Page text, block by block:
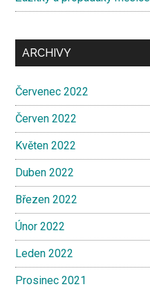
ARCHIVY
Červenec 2022
Červen 2022
Květen 2022
Duben 2022
Březen 2022
Únor 2022
Leden 2022
Prosinec 2021